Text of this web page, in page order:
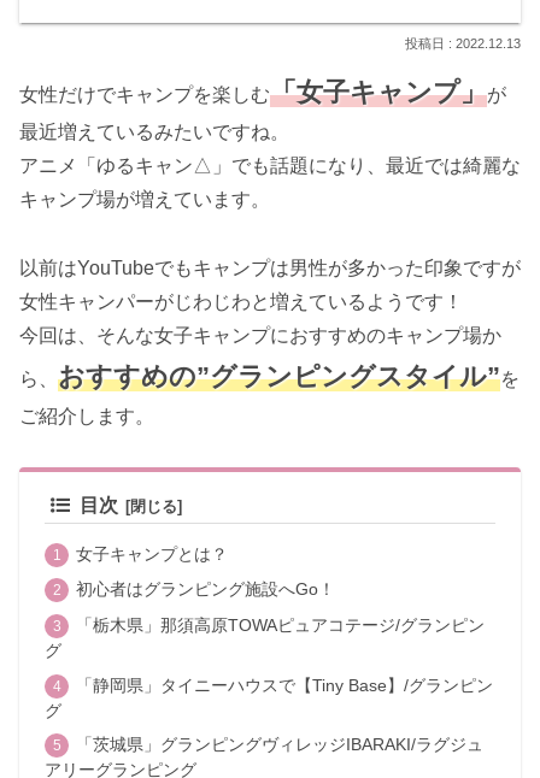
2022.12.13
女性だけでキャンプを楽しむ「女子キャンプ」が
最近増えているみたいですね。
アニメ「ゆるキャン△」でも話題になり、最近では綺麗な
キャンプ場が増えています。
以前はYouTubeでもキャンプは男性が多かった印象ですが
女性キャンパーがじわじわと増えているようです！
今回は、そんな女子キャンプにおすすめのキャンプ場か
ら、 おすすめの”グランピングスタイル”を
ご紹介します。
目次
女子キャンプとは？
初心者はグランピング施設へGo！
「栃木県」那須高原TOWAピュアコテージ/グランピン
グ
「静岡県」タイニーハウスで【Tiny Base】/グランピン
グ
「茨城県」グランピングヴィレッジIBARAKI/ラグジュ
アリーグランピング